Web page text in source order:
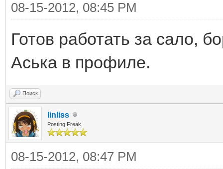
08-15-2012, 08:45 PM
Готов работать за сало,
Аська в профиле.
Поиск
linliss
Posting Freak
08-15-2012, 08:47 PM